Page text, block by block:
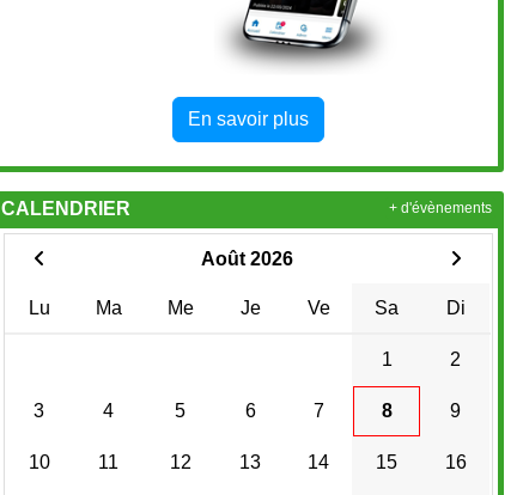
En savoir plus
CALENDRIER
Août 2026
Lu Ma Me Je Ve Sa Di
1 2
3 4 5 6 7 8 9
10 11 12 13 14 15 16
+ d'évènements